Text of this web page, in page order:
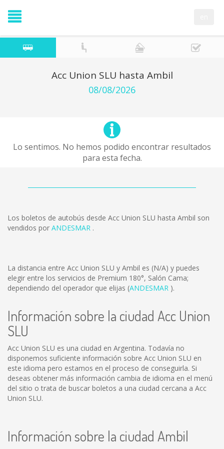
Acc Union SLU hasta Ambil
08/08/2026
Lo sentimos. No hemos podido encontrar resultados
para esta fecha.
Los boletos de autobús desde Acc Union SLU hasta Ambil son
vendidos por ANDESMAR .
La distancia entre Acc Union SLU y Ambil es (N/A) y puedes
elegir entre los servicios de Premium 180°, Salón Cama;
dependiendo del operador que elijas (ANDESMAR ).
Información sobre la ciudad Acc Union
SLU
Acc Union SLU es una ciudad en Argentina. Todavía no
disponemos suficiente información sobre Acc Union SLU en
este idioma pero estamos en el proceso de conseguirla. Si
deseas obtener más información cambia de idioma en el menú
del sitio o trata de buscar boletos a una ciudad cercana a Acc
Union SLU.
Información sobre la ciudad Ambil